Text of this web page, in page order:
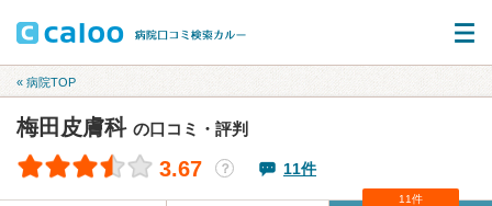
« 病院TOP
梅田皮膚科 の口コミ・評判
3.67 ？ 11件
11件